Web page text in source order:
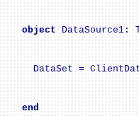
object DataSource1:
DataSet =
end